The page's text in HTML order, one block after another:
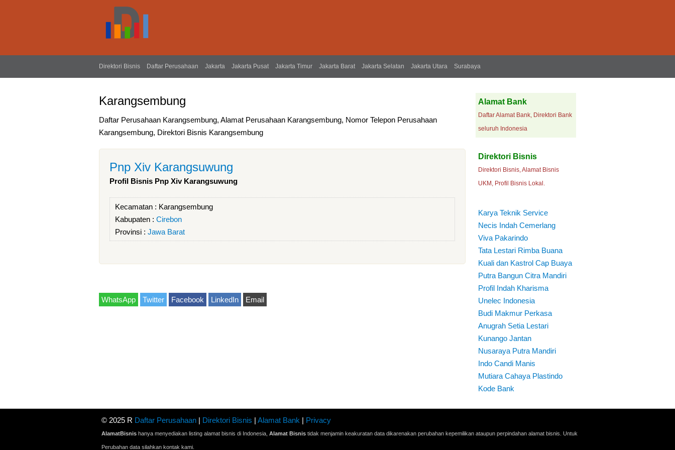
Direktori Bisnis Daftar Perusahaan Jakarta Jakarta Pusat Jakarta Timur Jakarta Barat Jakarta Selatan Jakarta Utara Surabaya
Karangsembung
Daftar Perusahaan Karangsembung, Alamat Perusahaan Karangsembung, Nomor Telepon Perusahaan
Karangsembung, Direktori Bisnis Karangsembung
Pnp Xiv Karangsuwung
Profil Bisnis Pnp Xiv Karangsuwung
Kecamatan : Karangsembung
Kabupaten : Cirebon
Provinsi : Jawa Barat
WhatsApp Twitter Facebook LinkedIn Email
Alamat Bank
Daftar Alamat Bank, Direktori Bank
seluruh Indonesia
Direktori Bisnis
Direktori Bisnis, Alamat Bisnis
UKM, Profil Bisnis Lokal.
Karya Teknik Service
Necis Indah Cemerlang
Viva Pakarindo
Tata Lestari Rimba Buana
Kuali dan Kastrol Cap Buaya
Putra Bangun Citra Mandiri
Profil Indah Kharisma
Unelec Indonesia
Budi Makmur Perkasa
Anugrah Setia Lestari
Kunango Jantan
Nusaraya Putra Mandiri
Indo Candi Manis
Mutiara Cahaya Plastindo
Kode Bank
© 2025 R Daftar Perusahaan | Direktori Bisnis | Alamat Bank | Privacy
AlamatBisnis hanya menyediakan listing alamat bisnis di Indonesia, Alamat Bisnis tidak menjamin keakuratan data dikarenakan perubahan kepemilikan ataupun perpindahan alamat bisnis. Untuk
Perubahan data silahkan kontak kami.